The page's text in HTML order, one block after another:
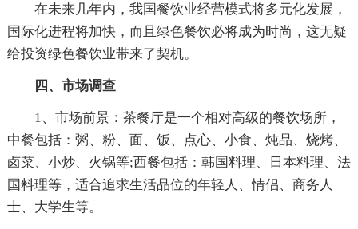
在未来几年内，我国餐饮业经营模式将多元化发展，
国际化进程将加快，而且绿色餐饮必将成为时尚，这无疑
给投资绿色餐饮业带来了契机。
四、市场调查
1、市场前景：茶餐厅是一个相对高级的餐饮场所，
中餐包括：粥、粉、面、饭、点心、小食、炖品、烧烤、
卤菜、小炒、火锅等;西餐包括：韩国料理、日本料理、法
国料理等，适合追求生活品位的年轻人、情侣、商务人
士、大学生等。